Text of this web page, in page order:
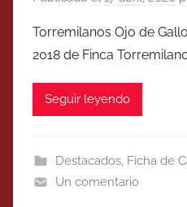
Torremilanos Ojo de
2018 de Finca
Seguir leyendo
Destacados, Ficha de
Un comentario